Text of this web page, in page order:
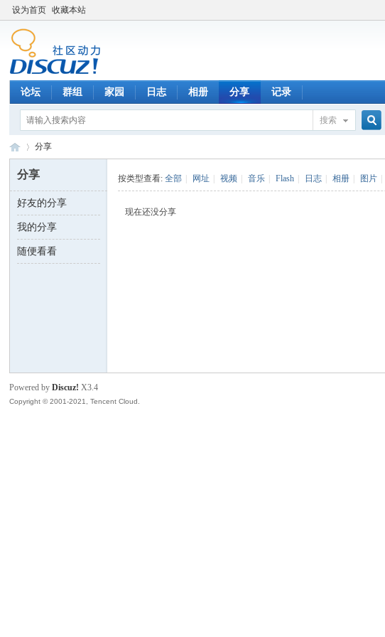
设为首页 收藏本站
论坛 群组 家园 日志 相册 分享 记录
搜索
数 ›
分享
分享
好友的分享
我的分享
随便看看
按类型查看:全部 网址 视频 音乐 Flash 日志 相册 图片
现在还没分享
Powered byDiscuz! X3.4
Copyright © 2001-2021, Tencent Cloud.